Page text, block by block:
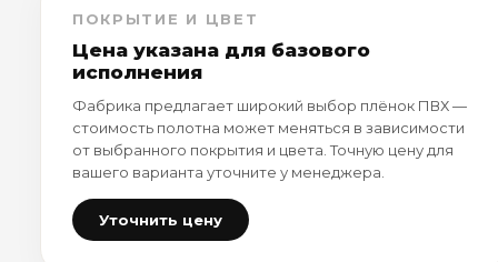
ПОКРЫТИЕ И ЦВЕТ
Цена указана для базового
исполнения
Фабрика предлагает широкий выбор плёнок ПВХ —
стоимость полотна может меняться в зависимости
от выбранного покрытия и цвета. Точную цену для
вашего варианта уточните у менеджера.
Уточнить цену